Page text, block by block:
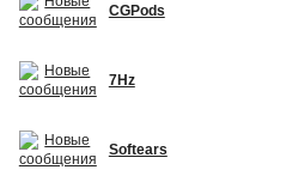
CGPods
7Hz
Softears